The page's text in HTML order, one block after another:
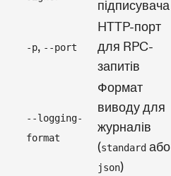
підписувача
-p, --port
HTTP-порт
для RPC-
запитів
--logging-
format
Формат
виводу для
журналів
(standard або
json)